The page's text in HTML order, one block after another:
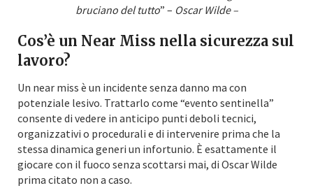
bruciano del tutto” – Oscar Wilde –
Cos’è un Near Miss nella sicurezza sul
lavoro?
Un near miss è un incidente senza danno ma con
potenziale lesivo. Trattarlo come “evento sentinella”
consente di vedere in anticipo punti deboli tecnici,
organizzativi o procedurali e di intervenire prima che la
stessa dinamica generi un infortunio. È esattamente il
giocare con il fuoco senza scottarsi mai, di Oscar Wilde
prima citato non a caso.